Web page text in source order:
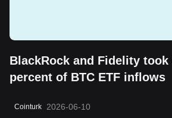
BlackRock and Fidelity took
percent of BTC ETF inflows
Cointurk 2026-06-10